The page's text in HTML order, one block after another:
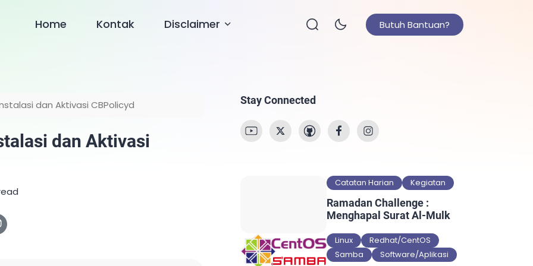
Home Kontak Disclaimer Butuh Bantuan?
dan Aktivasi CBPolicyd
dan Aktivasi
Stay Connected
Catatan Harian Kegiatan
Ramadan Challenge :
Menghapal Surat Al-Mulk
Linux
Redhat/CentOS
Samba
Software/Aplikasi